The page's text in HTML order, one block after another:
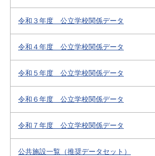
令和３年度 公立学校関係データ
令和４年度 公立学校関係データ
令和５年度 公立学校関係データ
令和６年度 公立学校関係データ
令和７年度 公立学校関係データ
公共施設一覧（推奨データセット）